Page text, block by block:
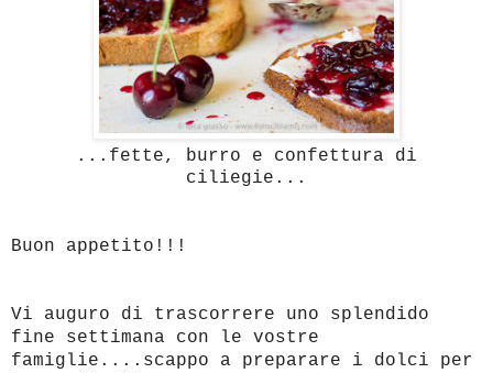
...fette, burro e confettura di
ciliegie...
Buon appetito!!!
Vi auguro di trascorrere uno splendido
fine settimana con le vostre
famiglie....scappo a preparare i dolci per